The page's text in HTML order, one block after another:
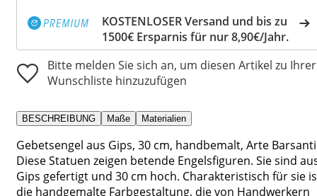
KOSTENLOSER Versand und bis zu
1500€ Ersparnis für nur 8,90€/Jahr.
Bitte melden Sie sich an, um diesen Artikel zu Ihrer
Wunschliste hinzuzufügen
BESCHREIBUNG Maße Materialien
Gebetsengel aus Gips, 30 cm, handbemalt, Arte
Diese Statuen zeigen betende Engelsfiguren. Sie sind
Gips gefertigt und 30 cm hoch. Charakteristisch für sie
die handgemalte Farbgestaltung, die von Handwerkern